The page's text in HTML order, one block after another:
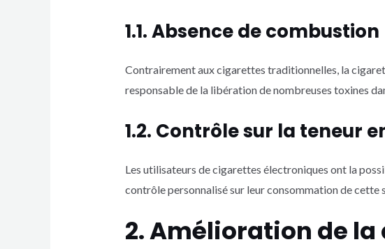
1.1. Absence de combustion
Contrairement aux cigarettes traditionnelles, la
responsable de la libération de nombreuses toxines
1.2. Contrôle sur la teneur
Les utilisateurs de cigarettes électroniques ont la
contrôle personnalisé sur leur consommation de cette
2. Amélioration de